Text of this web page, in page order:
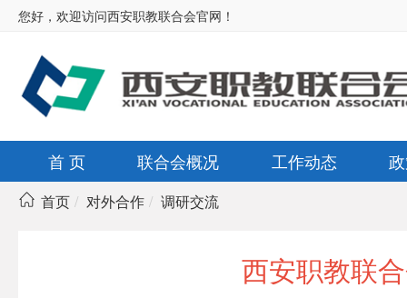
您好，欢迎访问西安职教联合会官网！
首 页 联合会概况 工作动态
首页 对外合作 调研交流
西安职教联